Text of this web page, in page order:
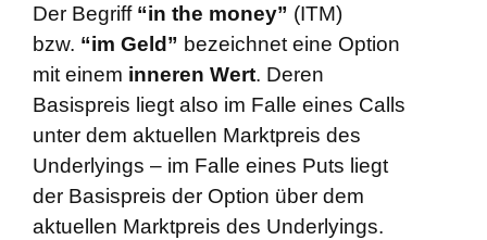
Der Begriff “in the money” (ITM)
bzw. “im Geld” bezeichnet eine Option
mit einem inneren Wert. Deren
Basispreis liegt also im Falle eines Calls
unter dem aktuellen Marktpreis des
Underlyings – im Falle eines Puts liegt
der Basispreis der Option über dem
aktuellen Marktpreis des Underlyings.